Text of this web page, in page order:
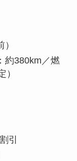
約380km／燃
）
引